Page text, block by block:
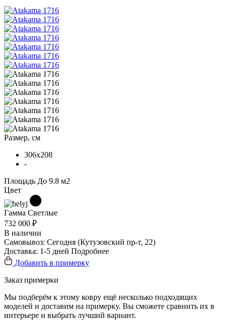
Размер, см
306x208
-
Площадь До 9.8 м2
Цвет
Гамма Светлые
732 000 ₽
В наличии
Самовывоз: Сегодня (Кутузовский пр-т, 22)
Доставка: 1-5 дней Подробнее
Добавить в примерку
Заказ примерки
Мы подберём к этому ковру ещё несколько подходящих
моделей и доставим на примерку. Вы сможете сравнить их в
интерьере и выбрать лучший вариант.